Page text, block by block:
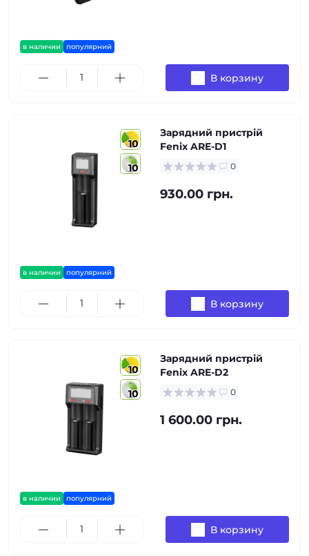
в наличии популярний
В корзину
10
10
в наличии популярний
Зарядний пристрій
Fenix ARE-D1
0
930.00 грн.
В корзину
10
10
в наличии популярний
Зарядний пристрій
Fenix ARE-D2
0
1 600.00 грн.
В корзину